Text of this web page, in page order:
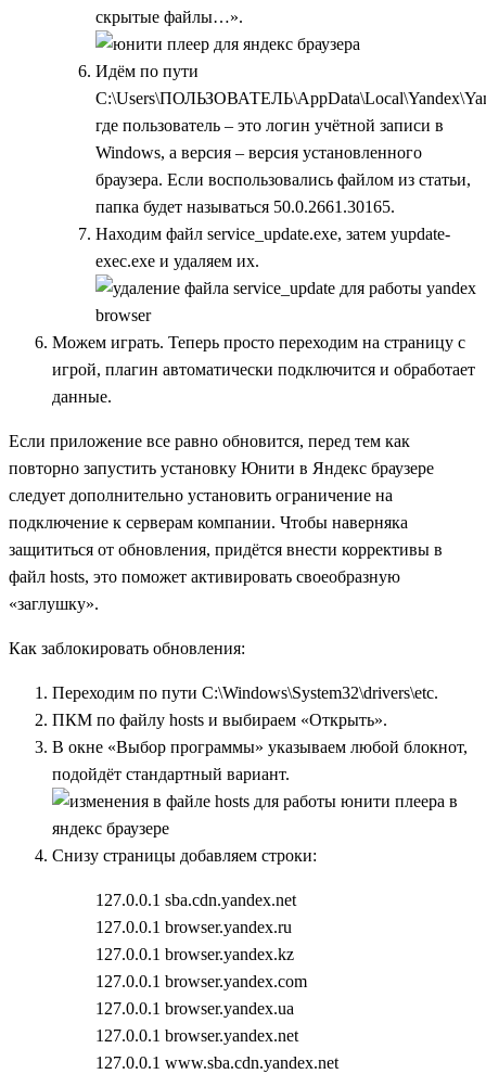
скрытые файлы…».
Идём по пути
где пользователь – это логин учётной записи в
Windows, а версия – версия установленного
браузера. Если воспользовались файлом из статьи,
папка будет называться 50.0.2661.30165.
Находим файл service_update.exe, затем yupdate-
exec.exe и удаляем их.
Можем играть. Теперь просто переходим на страницу с
игрой, плагин автоматически подключится и обработает
данные.
Если приложение все равно обновится, перед тем как
повторно запустить установку Юнити в Яндекс браузере
следует дополнительно установить ограничение на
подключение к серверам компании. Чтобы наверняка
защититься от обновления, придётся внести коррективы в
файл hosts, это поможет активировать своеобразную
«заглушку».
Как заблокировать обновления:
Переходим по пути C:\Windows\System32\drivers\etc.
ПКМ по файлу hosts и выбираем «Открыть».
В окне «Выбор программы» указываем любой блокнот,
подойдёт стандартный вариант.
Снизу страницы добавляем строки:
127.0.0.1 sba.cdn.yandex.net
127.0.0.1 browser.yandex.ru
127.0.0.1 browser.yandex.kz
127.0.0.1 browser.yandex.com
127.0.0.1 browser.yandex.ua
127.0.0.1 browser.yandex.net
127.0.0.1 www.sba.cdn.yandex.net